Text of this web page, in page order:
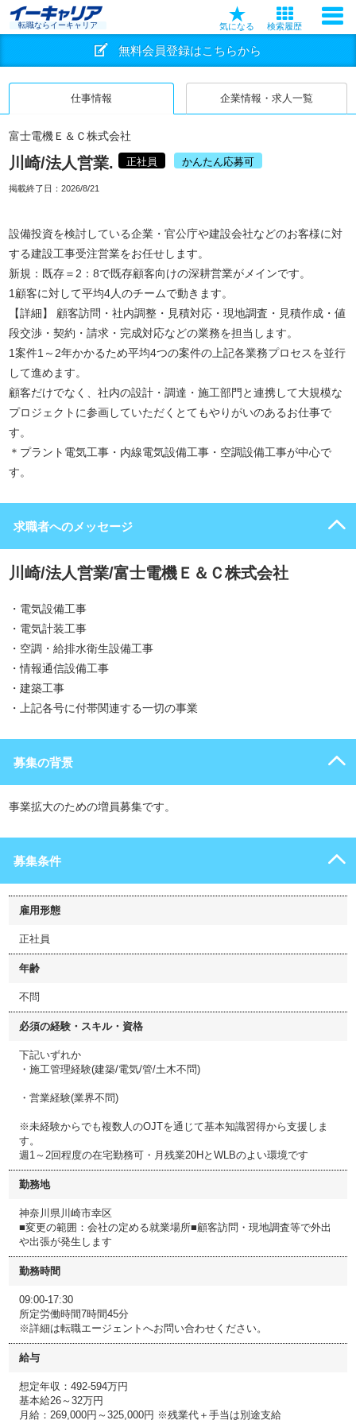
転職ならイーキャリア 気になる 検索履歴
無料会員登録はこちらから
仕事情報 企業情報・求人一覧
富士電機Ｅ＆Ｃ株式会社
川崎/法人営業. 正社員 かんたん応募可
掲載終了日： 2026/8/21
設備投資を検討している企業・官公庁や建設会社などのお客様に対
する建設工事受注営業をお任せします。
新規：既存＝2：8で既存顧客向けの深耕営業がメインです。
1顧客に対して平均4人のチームで動きます。
【詳細】 顧客訪問・社内調整・見積対応・現地調査・見積作成・値
段交渉・契約・請求・完成対応などの業務を担当します。
1案件1～2年かかるため平均4つの案件の上記各業務プロセスを並行
して進めます。
顧客だけでなく、社内の設計・調達・施工部門と連携して大規模な
プロジェクトに参画していただくとてもやりがいのあるお仕事で
す。
＊プラント電気工事・内線電気設備工事・空調設備工事が中心で
す。
求職者へのメッセージ
川崎/法人営業/富士電機Ｅ＆Ｃ株式会社
・電気設備工事
・電気計装工事
・空調・給排水衛生設備工事
・情報通信設備工事
・建築工事
・上記各号に付帯関連する一切の事業
募集の背景
事業拡大のための増員募集です。
募集条件
雇用形態
正社員
年齢
不問
必須の経験・スキル・資格
下記いずれか
・施工管理経験(建築/電気/管/土木不問)
・営業経験(業界不問)
※未経験からでも複数人のOJTを通じて基本知識習得から支援しま
す。
週1～2回程度の在宅勤務可・月残業20HとWLBのよい環境です
勤務地
神奈川県川崎市幸区
■変更の範囲：会社の定める就業場所■顧客訪問・現地調査等で外出
や出張が発生します
勤務時間
09:00-17:30
所定労働時間7時間45分
※詳細は転職エージェントへお問い合わせください。
給与
想定年収：492-594万円
基本給26～32万円
月給：269,000円～325,000円 ※残業代＋手当は別途支給